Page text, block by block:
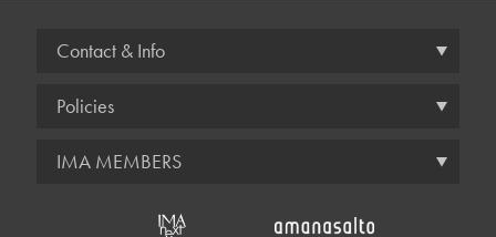
Contact & Info
Policies
IMA MEMBERS